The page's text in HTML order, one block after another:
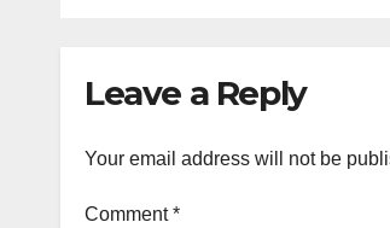
Leave a Reply
Your email address will not be
Comment*